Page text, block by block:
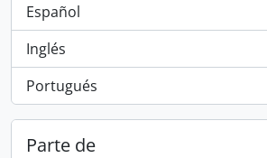
Español
, 3489 resultados
Inglés
, 58 resultados
Portugués
, 6 resultados
Parte de